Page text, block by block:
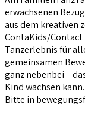
erwachsenen
aus dem kreativen
ContaKids/Contact
Tanzerlebnis für
gemeinsamen
ganz nebenbei –
Kind wachsen
Bitte in